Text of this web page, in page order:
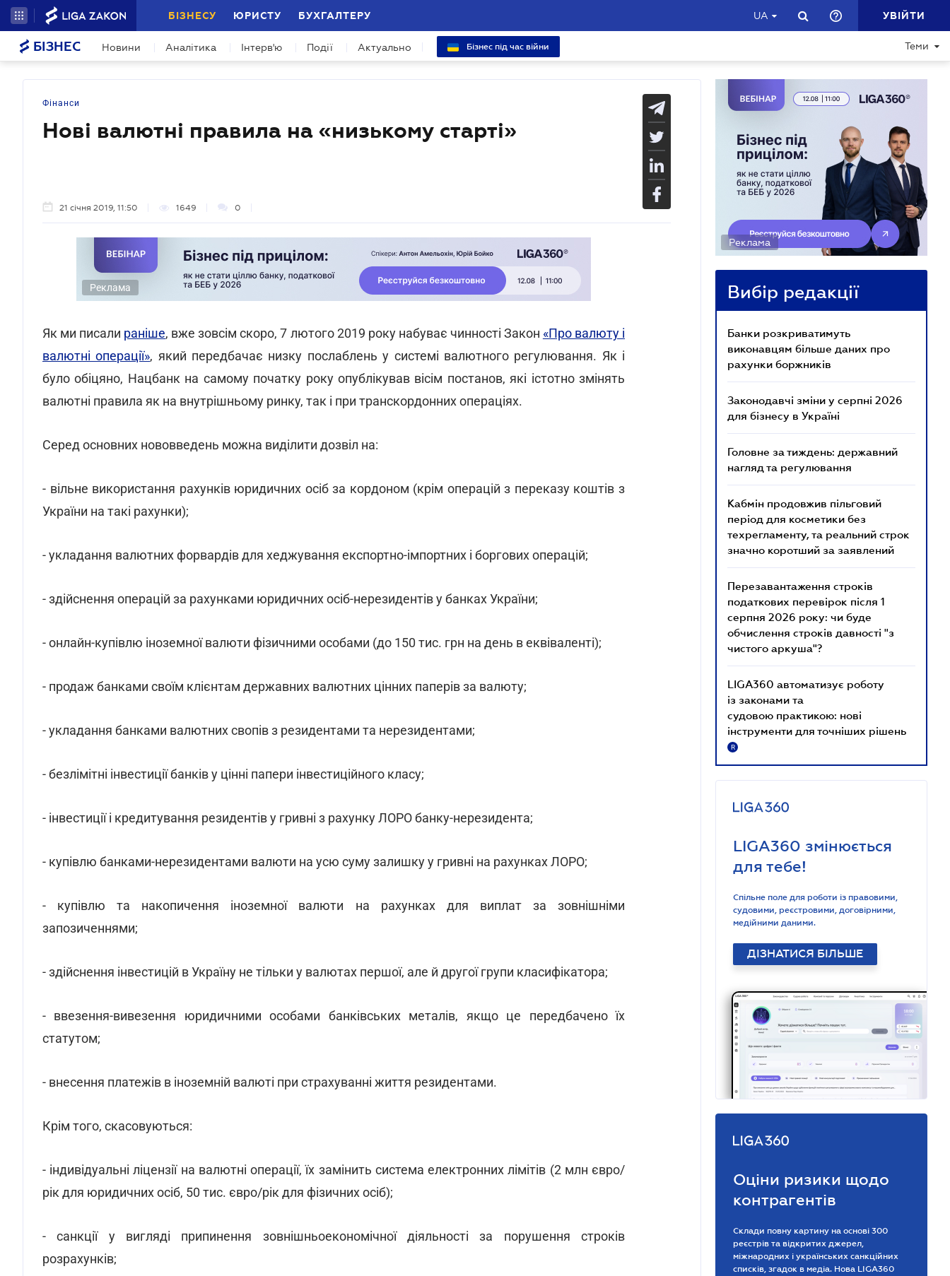
БІЗНЕСУ ЮРИСТУ БУХГАЛТЕРУ UA УВІЙТИ
БІЗНЕС Новини Аналітика Інтерв'ю Події Актуально Бізнес під час війни Теми
Фінанси
Нові валютні правила на «низькому старті»
21 січня 2019, 11:50 1649 0
Реклама
Як ми писали раніше, вже зовсім скоро, 7 лютого 2019 року набуває чинності Закон «Про валюту і
валютні операції», який передбачає низку послаблень у системі валютного регулювання. Як і
було обіцяно, Нацбанк на самому початку року опублікував вісім постанов, які істотно змінять
валютні правила як на внутрішньому ринку, так і при транскордонних операціях.
Серед основних нововведень можна виділити дозвіл на:
- вільне використання рахунків юридичних осіб за кордоном (крім операцій з переказу коштів з
України на такі рахунки);
- укладання валютних форвардів для хеджування експортно-імпортних і боргових операцій;
- здійснення операцій за рахунками юридичних осіб-нерезидентів у банках України;
- онлайн-купівлю іноземної валюти фізичними особами (до 150 тис. грн на день в еквіваленті);
- продаж банками своїм клієнтам державних валютних цінних паперів за валюту;
- укладання банками валютних свопів з резидентами та нерезидентами;
- безлімітні інвестиції банків у цінні папери інвестиційного класу;
- інвестиції і кредитування резидентів у гривні з рахунку ЛОРО банку-нерезидента;
- купівлю банками-нерезидентами валюти на усю суму залишку у гривні на рахунках ЛОРО;
- купівлю та накопичення іноземної валюти на рахунках для виплат за зовнішніми
запозиченнями;
- здійснення інвестицій в Україну не тільки у валютах першої, але й другої групи класифікатора;
- ввезення-вивезення юридичними особами банківських металів, якщо це передбачено їх
статутом;
- внесення платежів в іноземній валюті при страхуванні життя резидентами.
Крім того, скасовуються:
- індивідуальні ліцензії на валютні операції, їх замінить система електронних лімітів (2 млн євро/
рік для юридичних осіб, 50 тис. євро/рік для фізичних осіб);
- санкції у вигляді припинення зовнішньоекономічної діяльності за порушення строків
розрахунків;
Реклама
Вибір редакції
Банки розкриватимуть
виконавцям більше даних про
рахунки боржників
Законодавчі зміни у серпні 2026
для бізнесу в Україні
Головне за тиждень: державний
нагляд та регулювання
Кабмін продовжив пільговий
період для косметики без
техрегламенту, та реальний строк
значно коротший за заявлений
Перезавантаження строків
податкових перевірок після 1
серпня 2026 року: чи буде
обчислення строків давності "з
чистого аркуша"?
LIGA360 автоматизує роботу
із законами та
судовою практикою: нові
інструменти для точніших рішень
R
LIGA360 змінюється
для тебе!
Спільне поле для роботи із правовими,
судовими, реєстровими, договірними,
медійними даними.
ДІЗНАТИСЯ БІЛЬШЕ
Оціни ризики щодо
контрагентів
Склади повну картину на основі 300
реєстрів та відкритих джерел,
міжнародних і українських санкційних
списків, згадок в медіа. Нова LIGA360